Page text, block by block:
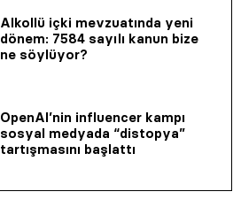
Alkollü içki mevzuatında yeni
dönem: 7584 sayılı kanun bize
ne söylüyor?
OpenAI’nin influencer kampı
sosyal medyada “distopya”
tartışmasını başlattı